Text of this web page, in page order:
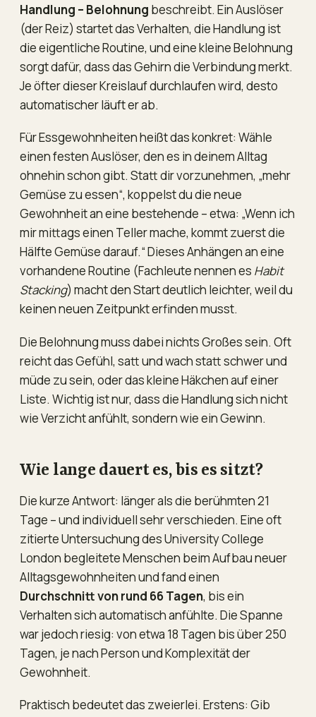
Handlung – Belohnung beschreibt. Ein Auslöser
(der Reiz) startet das Verhalten, die Handlung ist
die eigentliche Routine, und eine kleine Belohnung
sorgt dafür, dass das Gehirn die Verbindung merkt.
Je öfter dieser Kreislauf durchlaufen wird, desto
automatischer läuft er ab.
Für Essgewohnheiten heißt das konkret: Wähle
einen festen Auslöser, den es in deinem Alltag
ohnehin schon gibt. Statt dir vorzunehmen, „mehr
Gemüse zu essen“, koppelst du die neue
Gewohnheit an eine bestehende – etwa: „Wenn ich
mir mittags einen Teller mache, kommt zuerst die
Hälfte Gemüse darauf.“ Dieses Anhängen an eine
vorhandene Routine (Fachleute nennen es Habit
Stacking) macht den Start deutlich leichter, weil du
keinen neuen Zeitpunkt erfinden musst.
Die Belohnung muss dabei nichts Großes sein. Oft
reicht das Gefühl, satt und wach statt schwer und
müde zu sein, oder das kleine Häkchen auf einer
Liste. Wichtig ist nur, dass die Handlung sich nicht
wie Verzicht anfühlt, sondern wie ein Gewinn.
Wie lange dauert es, bis es sitzt?
Die kurze Antwort: länger als die berühmten 21
Tage – und individuell sehr verschieden. Eine oft
zitierte Untersuchung des University College
London begleitete Menschen beim Aufbau neuer
Alltagsgewohnheiten und fand einen
Durchschnitt von rund 66 Tagen, bis ein
Verhalten sich automatisch anfühlte. Die Spanne
war jedoch riesig: von etwa 18 Tagen bis über 250
Tagen, je nach Person und Komplexität der
Gewohnheit.
Praktisch bedeutet das zweierlei. Erstens: Gib